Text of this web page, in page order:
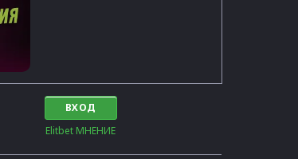
ВХОД
Elitbet МНЕНИЕ